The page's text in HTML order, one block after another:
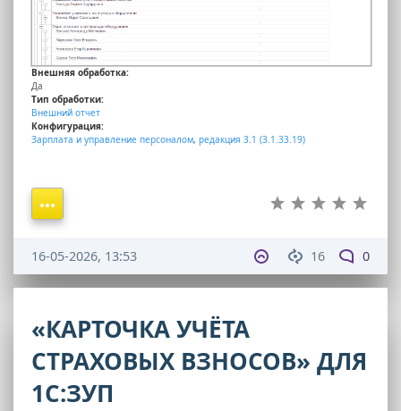
Внешняя обработка:
Да
Тип обработки:
Внешний отчет
Конфигурация:
Зарплата и управление персоналом, редакция 3.1 (3.1.33.19)
16 0
16-05-2026, 13:53
«КАРТОЧКА УЧЁТА
СТРАХОВЫХ ВЗНОСОВ» ДЛЯ
1С:ЗУП